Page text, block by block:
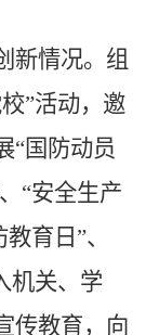
新情况。 组
”活动，邀
“国防动员
“安全生产
育日”、
机关、学
传教育，向